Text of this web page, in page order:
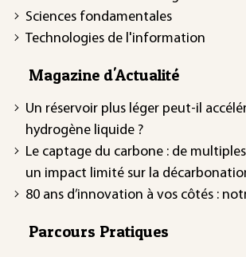
Sciences fondamentales
Technologies de l'information
Magazine d'Actualité
Un réservoir plus léger peut-il
hydrogène liquide ?
Le captage du carbone : de
un impact limité sur la
80 ans d’innovation à vos côtés :
Parcours Pratiques